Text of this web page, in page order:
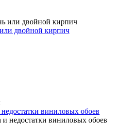
двойной кирпич
виниловых обоев